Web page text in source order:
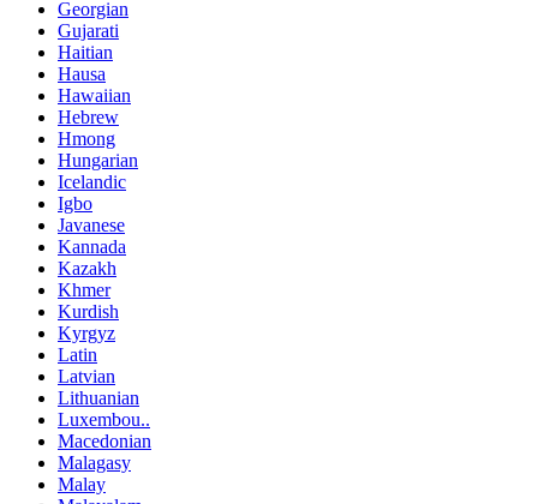
Georgian
Gujarati
Haitian
Hausa
Hawaiian
Hebrew
Hmong
Hungarian
Icelandic
Igbo
Javanese
Kannada
Kazakh
Khmer
Kurdish
Kyrgyz
Latin
Latvian
Lithuanian
Luxembou..
Macedonian
Malagasy
Malay